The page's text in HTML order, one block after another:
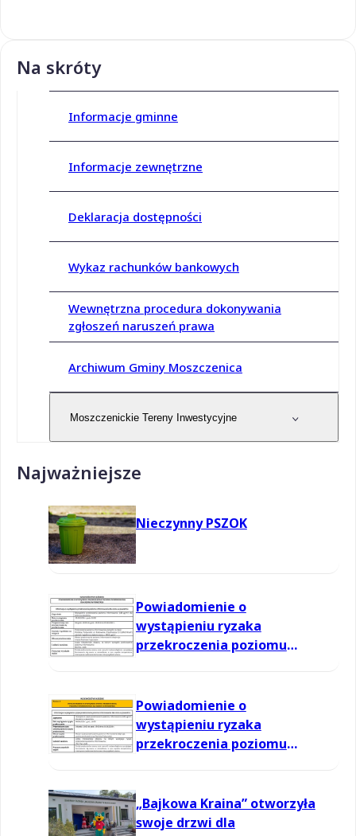
Na skróty
Informacje gminne
Informacje zewnętrzne
Deklaracja dostępności
Wykaz rachunków bankowych
Wewnętrzna procedura dokonywania
zgłoszeń naruszeń prawa
Archiwum Gminy Moszczenica
Moszczenickie Tereny Inwestycyjne
Najważniejsze
Nieczynny PSZOK
Powiadomienie o
wystąpieniu ryzaka
przekroczenia poziomu
Powiadomienie o
wystąpieniu ryzaka
przekroczenia poziomu
„Bajkowa Kraina” otworzyła
swoje drzwi dla